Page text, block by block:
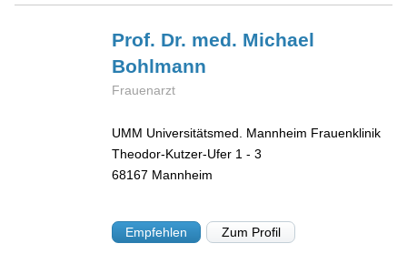
Prof. Dr. med. Michael
Bohlmann
Frauenarzt
UMM Universitätsmed. Mannheim Frauenklinik
Theodor-Kutzer-Ufer 1 - 3
68167 Mannheim
Empfehlen Zum Profil